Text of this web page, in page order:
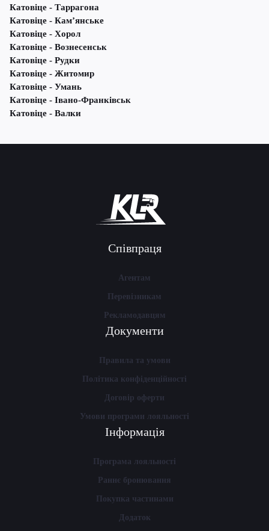
Катовіце - Таррагона
Катовіце - Кам’янське
Катовіце - Хорол
Катовіце - Вознесенськ
Катовіце - Рудки
Катовіце - Житомир
Катовіце - Умань
Катовіце - Івано-Франківськ
Катовіце - Валки
Співпраця
Агентам
Перевізникам
Рекламодавцям
Документи
Правила та умови
Політика конфіденційності
Договір оферти
Умови програми лояльності
Інформація
Програма лояльності
Раннє бронювання
Покупка частинами
Додаток